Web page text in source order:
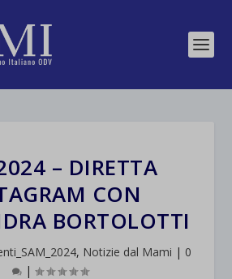
– DIRETTA
CON
BORTOLOTTI
, Notizie dal Mami | 0
|